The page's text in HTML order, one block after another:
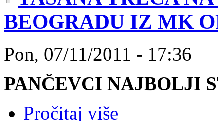
BEOGRADU IZ MK
Pon, 07/11/2011 - 17:36
PANČEVCI NAJBOLJI
Pročitaj više